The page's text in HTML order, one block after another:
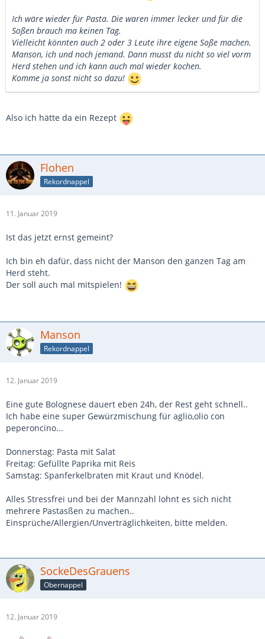
Ich wäre wieder für Pasta. Die waren immer lecker und für die
Soßen brauch ma keinen Tag.
Vielleicht könnten auch 2 oder 3 Leute ihre eigene Soße machen.
Manson, ich und noch jemand. Dann musst du nicht so viel vorm
Herd stehen und ich kann auch mal wieder kochen.
Komme ja sonst nicht so dazu!
Also ich hätte da ein Rezept
Flohen
Rekordnappel
11. Januar 2019
Ist das jetzt ernst gemeint?
Ich bin eh dafür, dass nicht der Manson den ganzen Tag am
Herd steht.
Der soll auch mal mitspielen!
Manson
Rekordnappel
12. Januar 2019
Eine gute Bolognese dauert eben 24h, der Rest geht schnell..
Ich habe eine super Gewürzmischung für aglio,olio con
peperoncino...
Donnerstag: Pasta mit Salat
Freitag: Gefüllte Paprika mit Reis
Samstag: Spanferkelbraten mit Kraut und Knödel.
Alles Stressfrei und bei der Mannzahl lohnt es sich nicht
mehrere Pastasßen zu machen..
Einsprüche/Allergien/Unverträglichkeiten, bitte melden.
SockeDesGrauens
Obernappel
12. Januar 2019